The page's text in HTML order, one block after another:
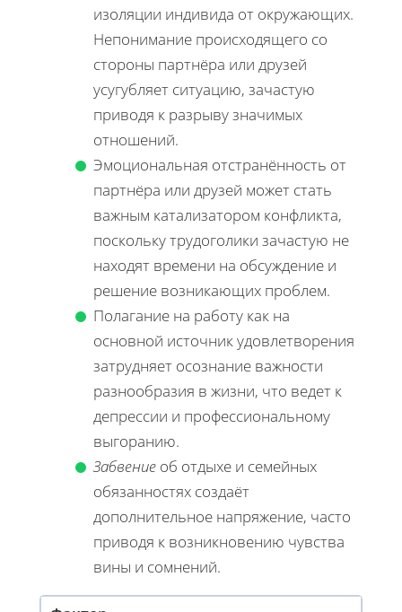
изоляции индивида от окружающих.
Непонимание происходящего со
стороны партнёра или друзей
усугубляет ситуацию, зачастую
приводя к разрыву значимых
отношений.
Эмоциональная отстранённость от
партнёра или друзей может стать
важным катализатором конфликта,
поскольку трудоголики зачастую не
находят времени на обсуждение и
решение возникающих проблем.
Полагание на работу как на
основной источник удовлетворения
затрудняет осознание важности
разнообразия в жизни, что ведет к
депрессии и профессиональному
выгоранию.
Забвение об отдыхе и семейных
обязанностях создаёт
дополнительное напряжение, часто
приводя к возникновению чувства
вины и сомнений.